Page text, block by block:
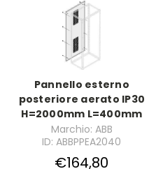
Pannello esterno
posteriore aerato IP30
H=2000mm L=400mm
Marchio: ABB
ID: ABBPPEA2040
€164,80